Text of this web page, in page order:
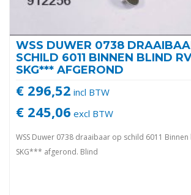
WSS DUWER 0738
SCHILD 6011 BINNEN BLIND
SKG*** AFGEROND
€ 296,52 incl BTW
€ 245,06 excl BTW
WSS Duwer 0738 draaibaar op schild 6011 Binnen
SKG*** afgerond. Blind